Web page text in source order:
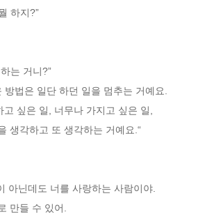
하지?”
는 거니?”
방법은 일단 하던 일을 멈추는 거예요.
고 싶은 일, 너무나 가지고 싶은 일,
생각하고 또 생각하는 거예요.“
아닌데도 너를 사랑하는 사람이야.
만들 수 있어.